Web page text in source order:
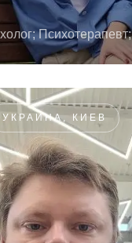
Психотерапевт;
УКРАИНА, КИЕВ